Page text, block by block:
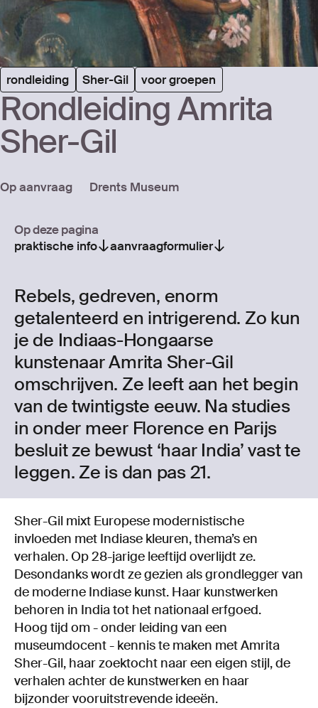
rondleiding Sher-Gil voor groepen
Rond­lei­ding Amrita
Sher-Gil
Op aanvraag Drents Museum
Op deze pagina
praktische info
aanvraagformulier
Rebels, gedreven, enorm
getalenteerd en intrigerend. Zo kun
je de Indiaas-Hongaarse
kunstenaar Amrita Sher-Gil
omschrijven. Ze leeft aan het begin
van de twintigste eeuw. Na studies
in onder meer Florence en Parijs
besluit ze bewust ‘haar India’ vast te
leggen. Ze is dan pas 21.
Sher-Gil mixt Europese modernistische
invloeden met Indiase kleuren, thema’s en
verhalen. Op 28-jarige leeftijd overlijdt ze.
Desondanks wordt ze gezien als grondlegger van
de moderne Indiase kunst. Haar kunstwerken
behoren in India tot het nationaal erfgoed.
Hoog tijd om - onder leiding van een
museumdocent - kennis te maken met Amrita
Sher-Gil, haar zoektocht naar een eigen stijl, de
verhalen achter de kunstwerken en haar
bijzonder vooruitstrevende ideeën.